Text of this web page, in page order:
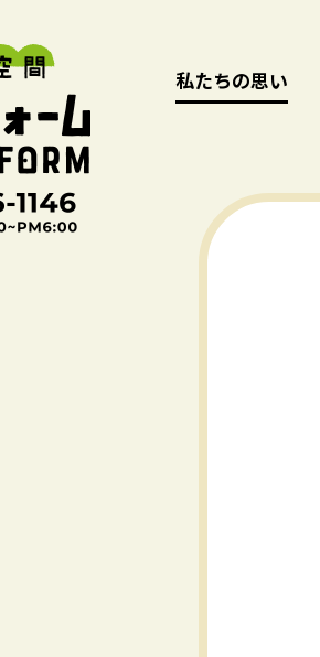
私たちの思い
私たちの思い